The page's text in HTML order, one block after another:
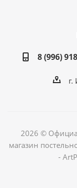
8 (996)
г.
2026 ©
магазин
-